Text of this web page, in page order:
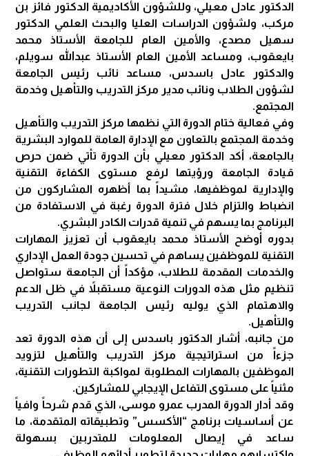
الدكتور عادل معيلي، وللشؤون الأكاديمية الدكتور فائز بن
مركب، ولشؤون الدراسات العليا والبحث العلمي الدكتور
سهيل مصدع، والأمين العام للجامعة الأستاذ محمد
بايعقوب، ومساعد الأمين العام الأستاذ عبدالله سويلم،
والدكتور عادل باسدس، مساعد نائب رئيس الجامعة
لشؤون الطلاب ونائب مدير مركز التدريب والتأهيل وخدمة
المجتمع.
وفي فعالية ختام الدورة التي نظمها مركز التدريب والتأهيل
وخدمة المجتمع بالتعاون مع الإدارة العامة للموارد البشرية
بالجامعة، أكد الدكتور معيلي بأن الدورة تأتي ضمن حرص
قيادة الجامعة ورؤيتها لرفع مستوى الكفاءة التقنية
والإدارية لموظفيها، مشيداً بما أظهره المشاركون من
انضباط والتزام خلال فترة الدورة رغبة في الاستفادة من
البرنامج بما يسهم في تنمية قدرات الكادر البشري.
بدوره أوضح الأستاذ محمد بايعقوب أن تعزيز المهارات
التقنية للموظفين يساهم في تحسين جودة العمل الإداري
والخدمات المقدمة للطلاب، مؤكداً أن الجامعة ستواصل
تنظيم مثل هذه الدورات النوعية مستقبلاً في ظل الدعم
والاهتمام الذي يوليه رئيس الجامعة لجانب التدريب
والتأهيل.
من جانبه، أشار الدكتور باسدس إلى أن هذه الدورة تعد
جزءاً من استراتيجية مركز التدريب والتأهيل لتزويد
الموظفين بالمهارات المطلوبة لمواكبة التطورات التقنية،
مثنياً على مستوى التفاعل الإيجابي للمشاركين.
وقد أدار الدورة المدرب عمرو موسى، الذي قدم شرحاً وافياً
عن أساسيات برنامج “الأكسس” وتطبيقاته المتقدمة، ما
ساعد في إيصال المعلومات للمتدربين بسهولة